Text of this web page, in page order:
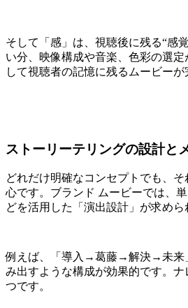
そして「感」は、視聴後に残る“感
い分、映像構成や音楽、色彩の選
して視聴者の記憶に残るムービーが
ストーリーテリングの設計と
どれだけ明確なコンセプトでも、
心です。ブランド ムービーでは、
どを活用した「演出設計」が求めら
例えば、「導入→葛藤→解決→未来
み出すような構成が効果的です。
つです。